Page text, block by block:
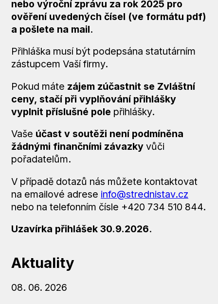
nebo výroční zprávu za rok 2025 pro
ověření uvedených čísel (ve formátu pdf)
a pošlete na mail.
Přihláška musí být podepsána statutárním
zástupcem Vaší firmy.
Pokud máte zájem zúčastnit se Zvláštní
ceny, stačí při vyplňování přihlášky
vyplnit příslušné pole přihlášky.
Vaše účast v soutěži není podmíněna
žádnými finančními závazkyvůči
pořadatelům.
V případě dotazů nás můžete kontaktovat
na emailové adrese info@strednistav.cz
nebo na telefonním čísle +420 734 510 844.
Uzavírka přihlášek 30.9.2026.
Aktuality
08. 06. 2026